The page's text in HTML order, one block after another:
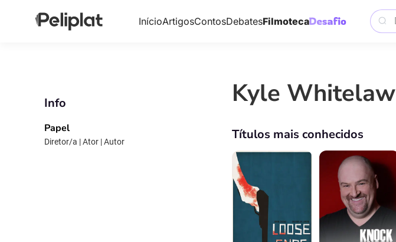
InícioArtigosContosDebatesFilmoteca
Info
Papel
Diretor/a | Ator | Autor
Kyle Whitelaw
Títulos mais conhecidos